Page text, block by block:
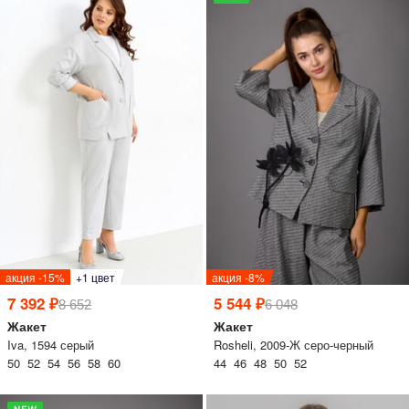
тренд
+7 (969) 96-68-278
акция -15% +1 цвет
7 392 ₽8 652
Жакет
Iva, 1594 серый
50 52 54 56 58 60
акция -8%
5 544 ₽6 048
Жакет
Rosheli, 2009-Ж серо-черный
44 46 48 50 52
трафика, посещаемости сайта.
Нажимая на кнопку «Принять», вы даёте согласие на обработку файлов cookie в
соответствии cПолитикой обработки файлов cookie.